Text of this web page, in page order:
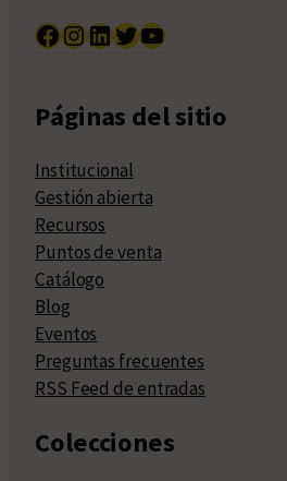
Facebook InstagramLinkedIn Twitter YouTube
Páginas del sitio
Institucional
Gestión abierta
Recursos
Puntos de venta
Catálogo
Blog
Eventos
Preguntas frecuentes
RSS Feed de entradas
Colecciones